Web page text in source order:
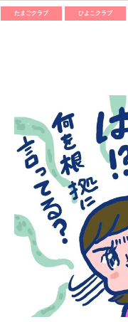
たまごクラブ ひよこクラブ